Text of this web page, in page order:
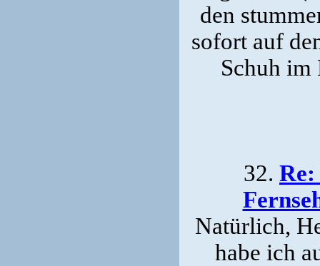
den
sofort auf
Schuh im
32.
Natürlich,
habe ich